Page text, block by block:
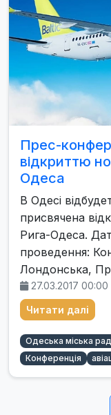
Прес-
відкриттю
Одеса
В Одесі
присвячена
Рига-Одеса.
проведення:
Лондонська,
27.03.2017 00:00
Читати далі
Одеська міська
Конференція